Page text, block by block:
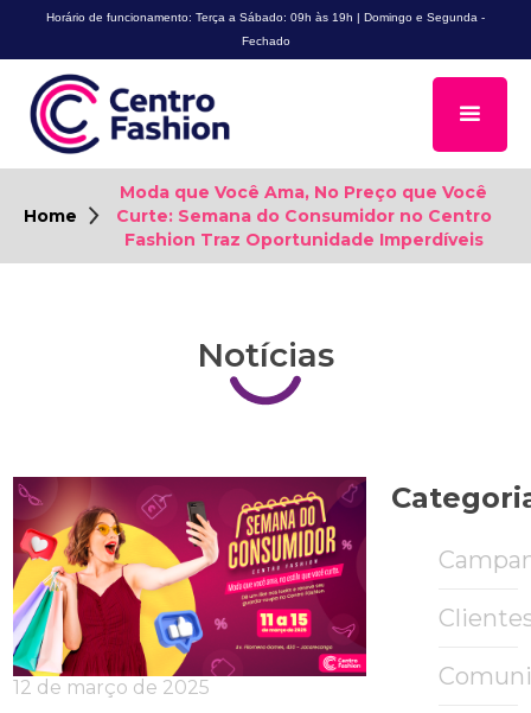
Horário de funcionamento: Terça a Sábado: 09h às 19h | Domingo e Segunda -
Fechado
Home
Moda que Você Ama, No Preço que Você
Curte: Semana do Consumidor no Centro
Fashion Traz Oportunidade Imperdíveis
Notícias
12 de março de 2025